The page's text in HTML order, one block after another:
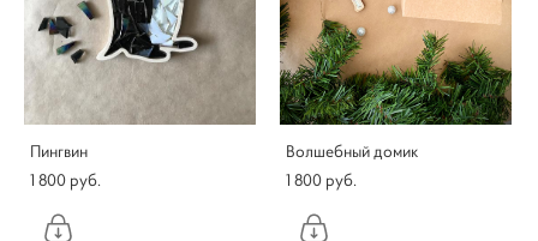
Пингвин
1 800 pуб.
Волшебный домик
1 800 pуб.